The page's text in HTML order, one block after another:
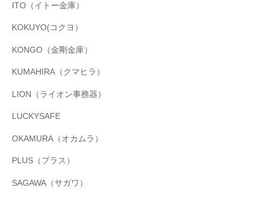
ITO（イトー金庫）
KOKUYO(コクヨ）
KONGO（金剛金庫）
KUMAHIRA（クマヒラ）
LION（ライオン事務器）
LUCKYSAFE
OKAMURA（オカムラ）
PLUS（プラス）
SAGAWA（サガワ）